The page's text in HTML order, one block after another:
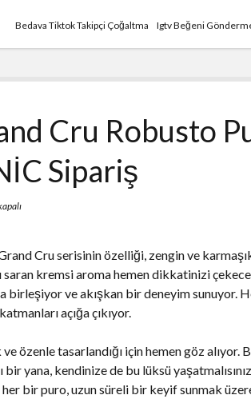
Bedava Tiktok Takipçi Çoğaltma Igtv Beğeni
Cru Robusto
Sipariş
Cru serisinin özelliği, zengin ve
saran kremsi aroma hemen dikkatinizi
birleşiyor ve akışkan bir deneyim sunuyor.
açığa çıkıyor.
özenle tasarlandığı için hemen göz alıyor.
yana, kendinize de bu lüksü
bir puro, uzun süreli bir keyif sunmak